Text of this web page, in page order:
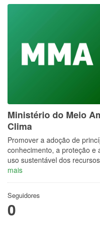
Ministério do Meio
Clima
Promover a adoção de
conhecimento, a proteção e
uso sustentável dos
mais
Seguidores
0